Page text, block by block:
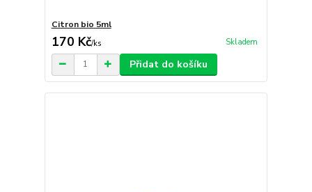
Citron bio 5ml
170 Kč/ks Skladem
Přidat do košíku